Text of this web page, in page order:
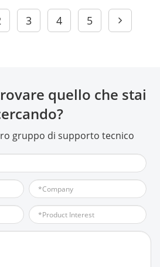
3 4 5
quello che stai
gruppo di supporto tecnico